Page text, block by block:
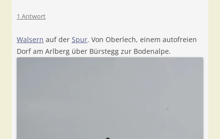
1 Antwort
Walsern auf der Spur. Von Oberlech, einem autofreien
Dorf am Arlberg über Bürstegg zur Bodenalpe.